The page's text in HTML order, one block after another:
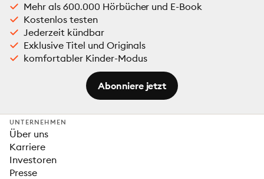
Mehr als 600.000 Hörbücher und E-Book
Kostenlos testen
Jederzeit kündbar
Exklusive Titel und Originals
komfortabler Kinder-Modus
Abonniere jetzt
UNTERNEHMEN
Über uns
Karriere
Investoren
Presse